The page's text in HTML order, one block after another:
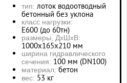
тип: лоток водоотводный
бетонный без уклона
класс нагрузки:
Е600 (до 60тн)
размеры, ДхШхВ:
1000х165х210 мм
ширина гидравлического
сечения: 100 мм (DN100)
материал: бетон
вес: 53 кг